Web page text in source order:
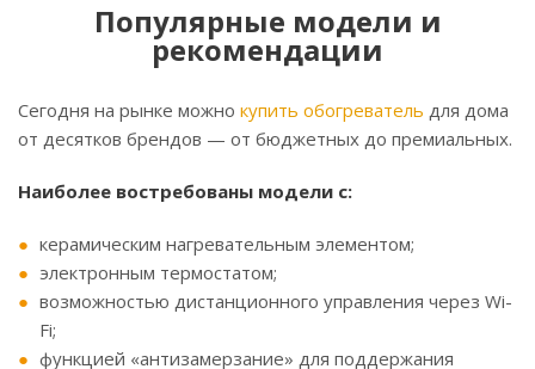
Популярные модели и
рекомендации
Сегодня на рынке можно купить обогреватель для дома
от десятков брендов — от бюджетных до премиальных.
Наиболее востребованы модели с:
керамическим нагревательным элементом;
электронным термостатом;
возможностью дистанционного управления через Wi-
Fi;
функцией «антизамерзание» для поддержания